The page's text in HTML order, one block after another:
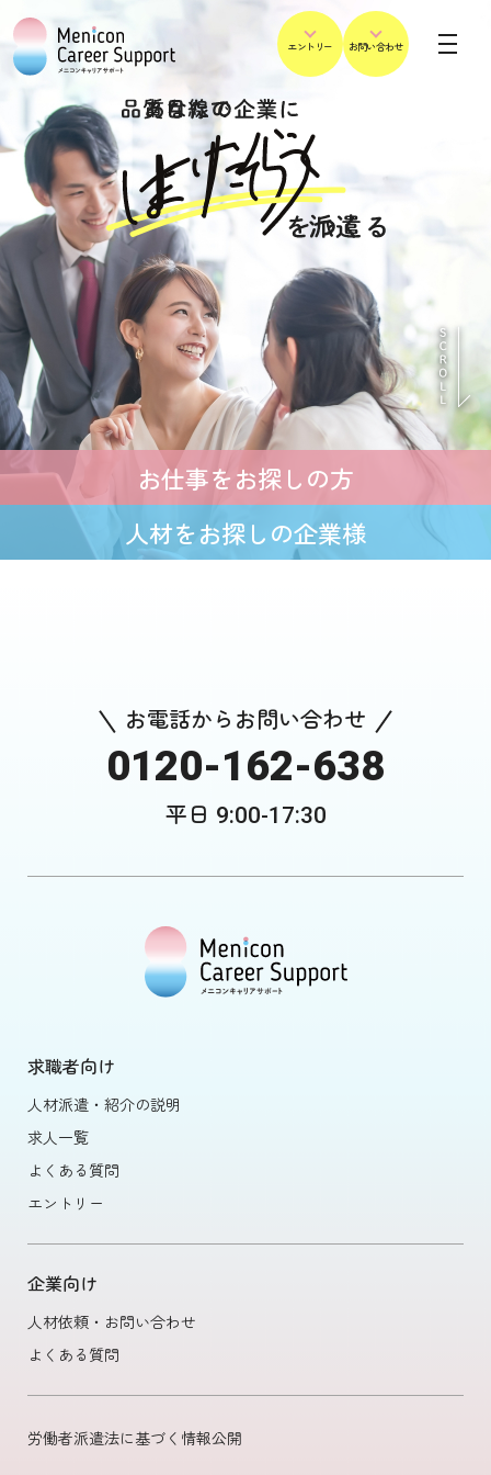
エントリー お問い合わせ
求職者向け
人材派遣・紹介の説明
求人一覧
よくある質問
エントリー
企業向け
人材依頼・お問い合わせ
よくある質問
労働者派遣法に基づく情報公開
M・B・A
お問い合わせ
お仕事をお探しの方
人材をお探しの企業様
お電話からお問い合わせ
0120-162-638
平日 9:00-17:30
求職者向け
人材派遣・紹介の説明
求人一覧
よくある質問
エントリー
企業向け
人材依頼・お問い合わせ
よくある質問
労働者派遣法に基づく情報公開